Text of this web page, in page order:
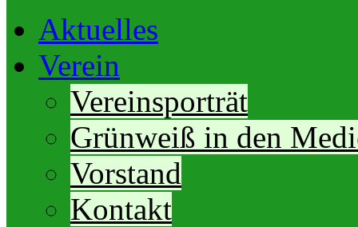
Aktuelles
Verein
Vereinsporträt
Grünweiß in den
Vorstand
Kontakt